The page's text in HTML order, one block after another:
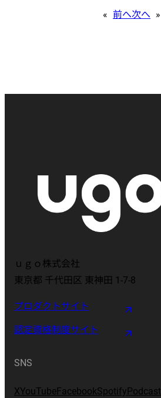
« 前へ次へ »
ｕｇｏ株式会社
東京都 千代田区 東神田 1-7-8
プロダクトサイト
認定資格制度サイト
SNS
XYouTubeFacebookSpotifyPodcast